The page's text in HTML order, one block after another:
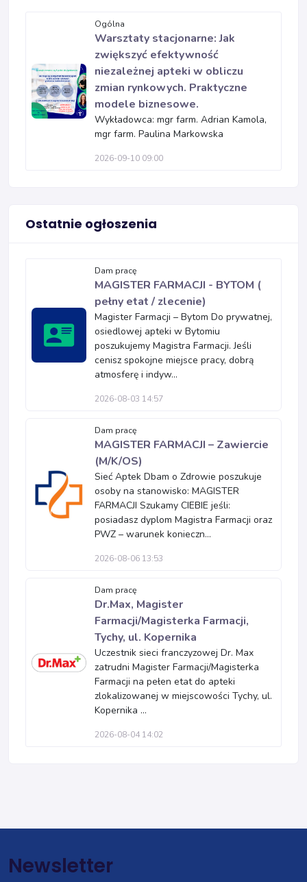
Ogólna
Warsztaty stacjonarne: Jak
zwiększyć efektywność
niezależnej apteki w obliczu
zmian rynkowych. Praktyczne
modele biznesowe.
Wykładowca: mgr farm. Adrian Kamola,
mgr farm. Paulina Markowska
2026-09-10 09:00
Ostatnie ogłoszenia
Dam pracę
MAGISTER FARMACJI - BYTOM (
pełny etat / zlecenie)
Magister Farmacji – Bytom Do prywatnej,
osiedlowej apteki w Bytomiu
poszukujemy Magistra Farmacji. Jeśli
cenisz spokojne miejsce pracy, dobrą
atmosferę i indyw...
2026-08-03 14:57
Dam pracę
MAGISTER FARMACJI – Zawiercie
(M/K/OS)
Sieć Aptek Dbam o Zdrowie poszukuje
osoby na stanowisko: MAGISTER
FARMACJI Szukamy CIEBIE jeśli:
posiadasz dyplom Magistra Farmacji oraz
PWZ – warunek konieczn...
2026-08-06 13:53
Dam pracę
Dr.Max, Magister
Farmacji/Magisterka Farmacji,
Tychy, ul. Kopernika
Uczestnik sieci franczyzowej Dr. Max
zatrudni Magister Farmacji/Magisterka
Farmacji na pełen etat do apteki
zlokalizowanej w miejscowości Tychy, ul.
Kopernika ...
2026-08-04 14:02
Newsletter